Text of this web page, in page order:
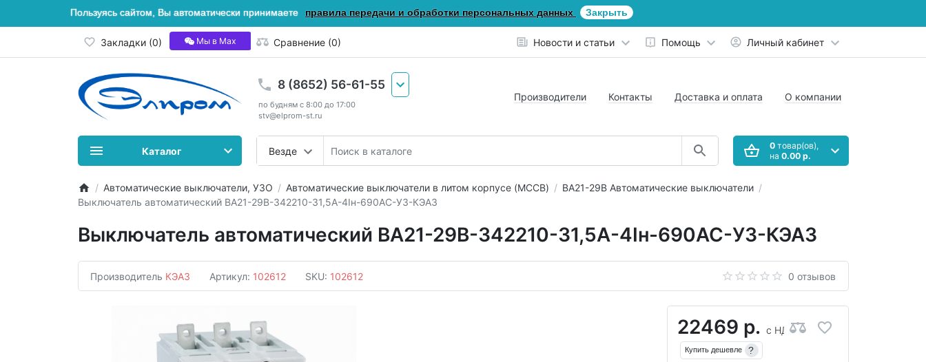
Пользуясь сайтом, Вы автоматически принимаете правила передачи и обработки персональных данных Закрыть
Закладки (0) Мы в Мах Сравнение (0) Новости и статьи Помощь Личный кабинет
8 (8652) 56-61-55
по будням с 8:00 до 17:00
stv@elprom-st.ru
Везде
Производители Контакты Доставка и оплата О компании
0товар(ов),
на 0.00 р.
Каталог
Автоматические выключатели, УЗО Автоматические выключатели в литом корпусе (MCCB)
ВА21-29В Автоматические выключатели
Выключатель автоматический ВА21-29В-342210-31,5А-4Iн-690AC-У3-КЭАЗ
Выключатель автоматический ВА21-29В-342210-31,5А-4Iн-690AC-У3-КЭАЗ
Производитель КЭАЗ Артикул: 102612 SKU: 102612 0 отзывов
22469 р. с НДС
Купить дешевле ?